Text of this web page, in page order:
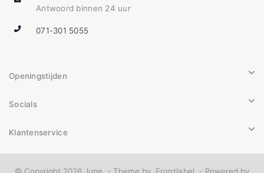
Antwoord binnen 24 uur
071-301 5055
Openingstijden
Socials
Klantenservice